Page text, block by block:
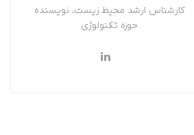
کارشناس ارشد محیط زیست، نویسنده
حوزه تکنولوژی